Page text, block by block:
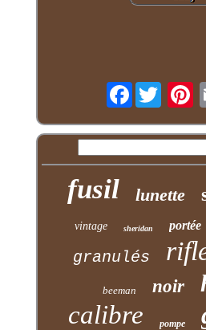
Facebook
fusil lunette
vintage sheridan portée
granulés
beeman noir
calibre pompe